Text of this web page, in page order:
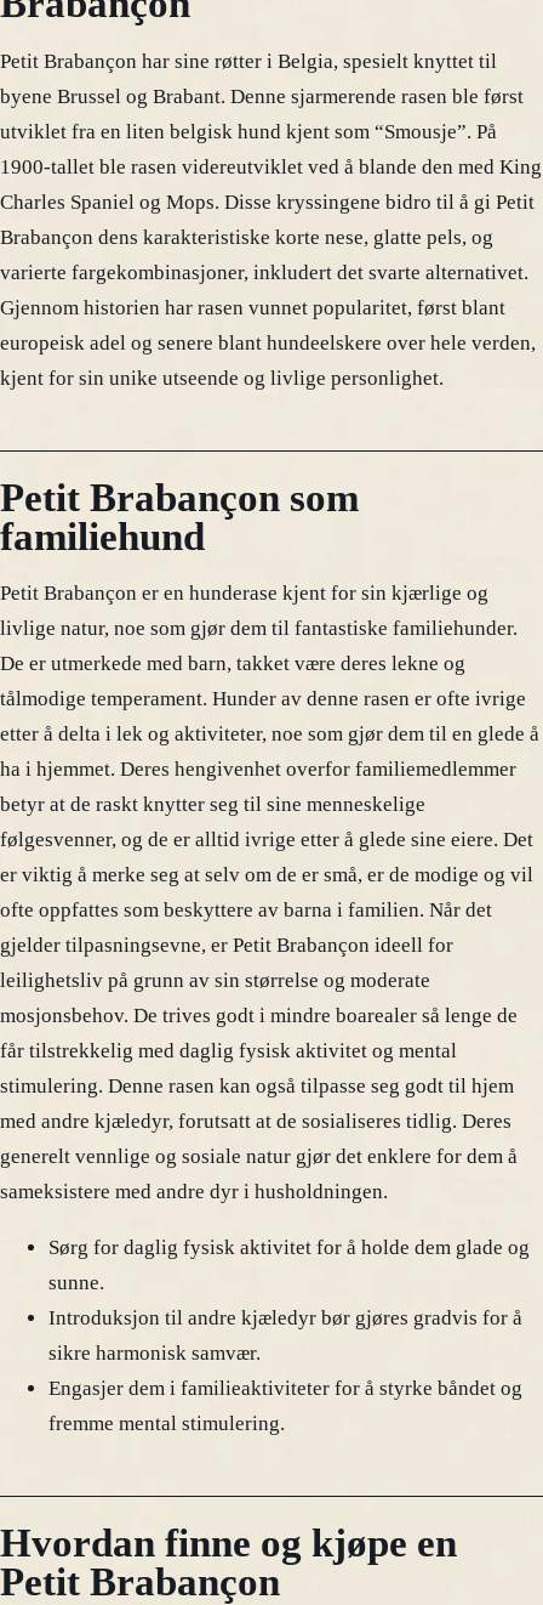
Petit Brabançon har sine røtter i Belgia, spesielt knyttet til
byene Brussel og Brabant. Denne sjarmerende rasen ble først
utviklet fra en liten belgisk hund kjent som “Smousje”. På
1900-tallet ble rasen videreutviklet ved å blande den med King
Charles Spaniel og Mops. Disse kryssingene bidro til å gi Petit
Brabançon dens karakteristiske korte nese, glatte pels, og
varierte fargekombinasjoner, inkludert det svarte alternativet.
Gjennom historien har rasen vunnet popularitet, først blant
europeisk adel og senere blant hundeelskere over hele verden,
kjent for sin unike utseende og livlige personlighet.
Petit Brabançon som
familiehund
Petit Brabançon er en hunderase kjent for sin kjærlige og
livlige natur, noe som gjør dem til fantastiske familiehunder.
De er utmerkede med barn, takket være deres lekne og
tålmodige temperament. Hunder av denne rasen er ofte ivrige
etter å delta i lek og aktiviteter, noe som gjør dem til en glede å
ha i hjemmet. Deres hengivenhet overfor familiemedlemmer
betyr at de raskt knytter seg til sine menneskelige
følgesvenner, og de er alltid ivrige etter å glede sine eiere. Det
er viktig å merke seg at selv om de er små, er de modige og vil
ofte oppfattes som beskyttere av barna i familien. Når det
gjelder tilpasningsevne, er Petit Brabançon ideell for
leilighetsliv på grunn av sin størrelse og moderate
mosjonsbehov. De trives godt i mindre boarealer så lenge de
får tilstrekkelig med daglig fysisk aktivitet og mental
stimulering. Denne rasen kan også tilpasse seg godt til hjem
med andre kjæledyr, forutsatt at de sosialiseres tidlig. Deres
generelt vennlige og sosiale natur gjør det enklere for dem å
sameksistere med andre dyr i husholdningen.
Sørg for daglig fysisk aktivitet for å holde dem glade og
sunne.
Introduksjon til andre kjæledyr bør gjøres gradvis for å
sikre harmonisk samvær.
Engasjer dem i familieaktiviteter for å styrke båndet og
fremme mental stimulering.
Hvordan finne og kjøpe en
Petit Brabançon